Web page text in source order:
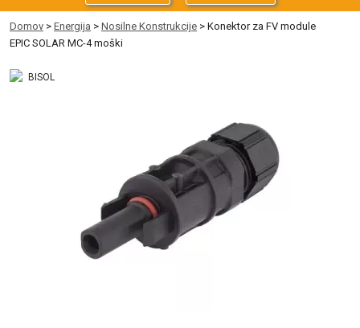
Računalništvo za podjetja
Avdio Video Foto
Domov > Energija > Nosilne Konstrukcije > Konektor za FV module
EPIC SOLAR MC-4 moški